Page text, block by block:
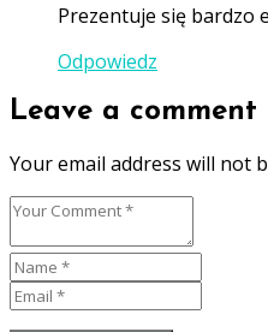
Prezentuje się bardzo
Odpowiedz
Leave a comment
Your email address will not